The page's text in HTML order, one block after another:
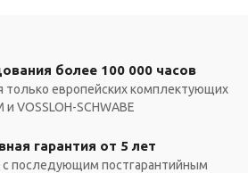
более 100 000 часов
только европейских комплектующих
и VOSSLOH-SCHWABE
гарантия от 5 лет
последующим постгарантийным